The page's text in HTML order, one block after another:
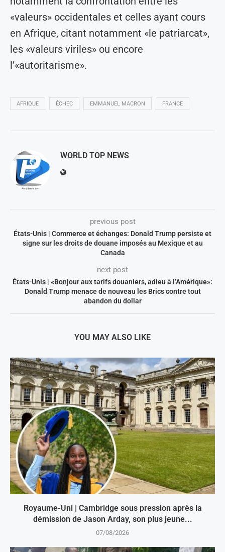
«valeurs» occidentales et celles ayant cours
en Afrique, citant notamment «le patriarcat»,
les «valeurs viriles» ou encore
l’«autoritarisme».
AFRIQUE ÉCHEC EMMANUEL MACRON FRANCE
WORLD TOP NEWS
previous post
États-Unis | Commerce et échanges: Donald Trump persiste et
signe sur les droits de douane imposés au Mexique et au
Canada
next post
États-Unis | «Bonjour aux tarifs douaniers, adieu à l’Amérique»:
Donald Trump menace de nouveau les Brics contre tout
abandon du dollar
YOU MAY ALSO LIKE
Royaume-Uni | Cambridge sous pression après la
démission de Jason Arday, son plus jeune...
07/08/2026